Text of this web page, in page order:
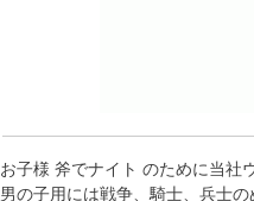
お子様 斧でナイト のために当社
男の子用には戦争、騎士、兵士